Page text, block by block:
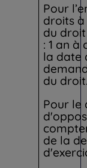
Pour
droits à
du
: 1 an à
la date
du
Pour le
de la